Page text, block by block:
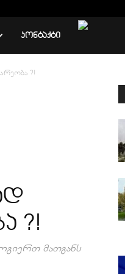
ᲙᲝᲜᲢᲐᲥᲢᲘ
?!
?!
მათგანს